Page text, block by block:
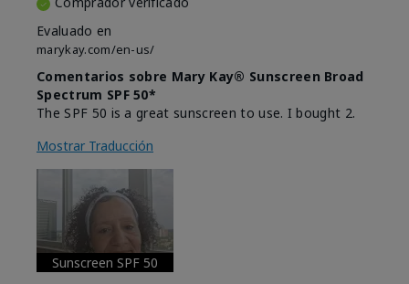
Evaluado en
marykay.com/en-us/
Comentarios sobre Mary Kay® Sunscreen Broad
Spectrum SPF 50*
The SPF 50 is a great sunscreen to use. I bought 2.
Mostrar Traducción
Sunscreen SPF 50